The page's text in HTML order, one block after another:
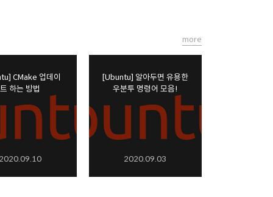
CMake 업데이
트 하는 방법
2020.09.10
[Ubuntu] 알아두면 유용한
우분투 명령어 모음!
2020.09.03
more